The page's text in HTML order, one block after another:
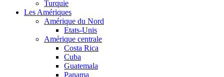
Turquie
Les Amériques
Amérique du Nord
Etats-Unis
Amérique centrale
Costa Rica
Cuba
Guatemala
Panama